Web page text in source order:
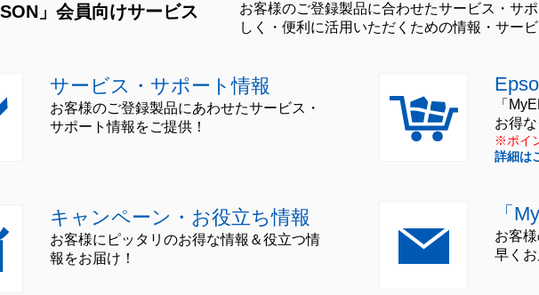
」会員向けサービス
お客様のご登録製品に合わせたサービス・サ
しく・便利に活用いただくための情報・サービ
サービス・サポート情報
お客様のご登録製品にあわせたサービス・
サポート情報をご提供！
キャンペーン・お役立ち情報
お客様にピッタリのお得な情報＆役立つ情
報をお届け！
「
お得
※ポイ
詳細は
「
お客
早くお